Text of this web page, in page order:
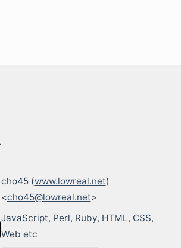
cho45 (www.lowreal.net)
<cho45@lowreal.net>
JavaScript, Perl, Ruby, HTML, CSS,
Web etc